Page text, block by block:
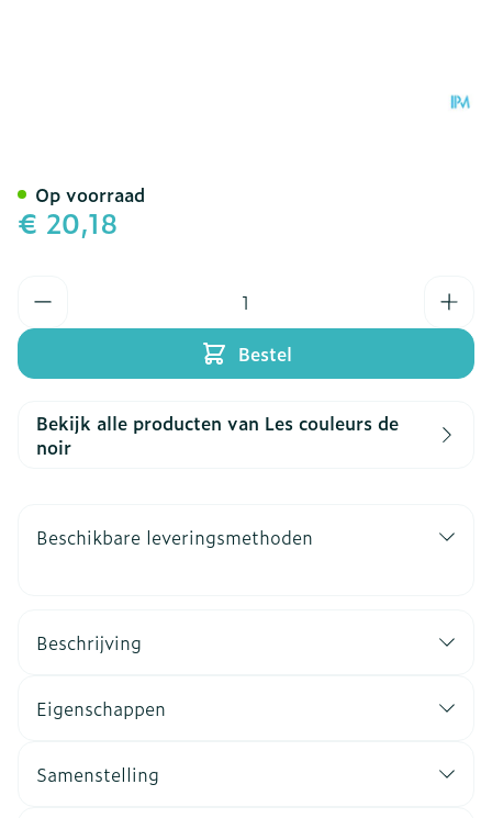
€ 20,18
Bestel
Op voorraad
Bekijk alle producten van Les couleurs de
noir
Beschikbare leveringsmethoden
Beschrijving
Eigenschappen
Samenstelling